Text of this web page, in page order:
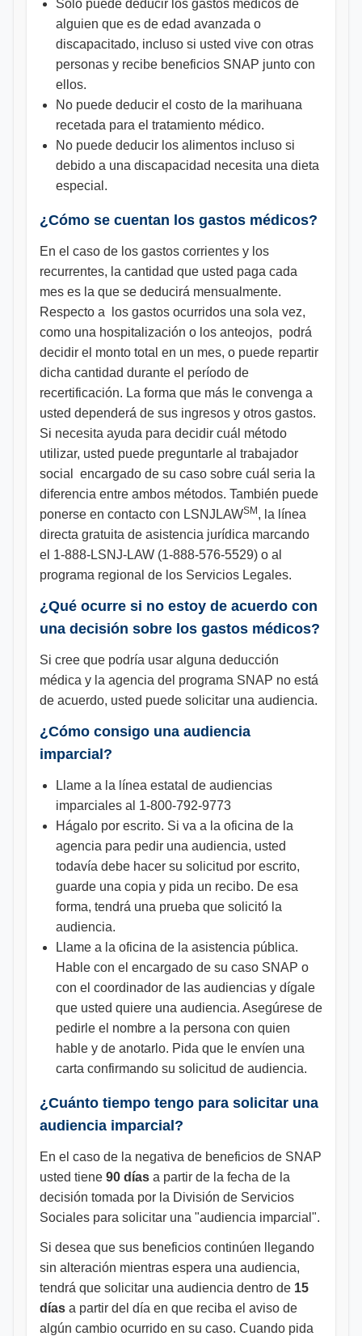
Sólo puede deducir los gastos médicos de
alguien que es de edad avanzada o
discapacitado, incluso si usted vive con otras
personas y recibe beneficios SNAP junto con
ellos.
No puede deducir el costo de la marihuana
recetada para el tratamiento médico.
No puede deducir los alimentos incluso si
debido a una discapacidad necesita una dieta
especial.
¿Cómo se cuentan los gastos médicos?
En el caso de los gastos corrientes y los
recurrentes, la cantidad que usted paga cada
mes es la que se deducirá mensualmente.
Respecto a los gastos ocurridos una sola vez,
como una hospitalización o los anteojos, podrá
decidir el monto total en un mes, o puede repartir
dicha cantidad durante el período de
recertificación. La forma que más le convenga a
usted dependerá de sus ingresos y otros gastos.
Si necesita ayuda para decidir cuál método
utilizar, usted puede preguntarle al trabajador
social encargado de su caso sobre cuál seria la
diferencia entre ambos métodos. También puede
ponerse en contacto con LSNJLAWSM , la línea
directa gratuita de asistencia jurídica marcando
el 1-888-LSNJ-LAW (1-888-576-5529) o al
programa regional de los Servicios Legales.
¿Qué ocurre si no estoy de acuerdo con
una decisión sobre los gastos médicos?
Si cree que podría usar alguna deducción
médica y la agencia del programa SNAP no está
de acuerdo, usted puede solicitar una audiencia.
¿Cómo consigo una audiencia
imparcial?
Llame a la línea estatal de audiencias
imparciales al 1-800-792-9773
Hágalo por escrito. Si va a la oficina de la
agencia para pedir una audiencia, usted
todavía debe hacer su solicitud por escrito,
guarde una copia y pida un recibo. De esa
forma, tendrá una prueba que solicitó la
audiencia.
Llame a la oficina de la asistencia pública.
Hable con el encargado de su caso SNAP o
con el coordinador de las audiencias y dígale
que usted quiere una audiencia. Asegúrese de
pedirle el nombre a la persona con quien
hable y de anotarlo. Pida que le envíen una
carta confirmando su solicitud de audiencia.
¿Cuánto tiempo tengo para solicitar una
audiencia imparcial?
En el caso de la negativa de beneficios de SNAP
usted tiene 90 días a partir de la fecha de la
decisión tomada por la División de Servicios
Sociales para solicitar una "audiencia imparcial".
Si desea que sus beneficios continúen llegando
sin alteración mientras espera una audiencia,
tendrá que solicitar una audiencia dentro de 15
días a partir del día en que reciba el aviso de
algún cambio ocurrido en su caso. Cuando pida